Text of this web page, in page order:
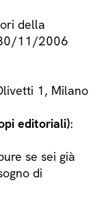
della
11/2006
1, Milano
editoriali):
se sei già
di